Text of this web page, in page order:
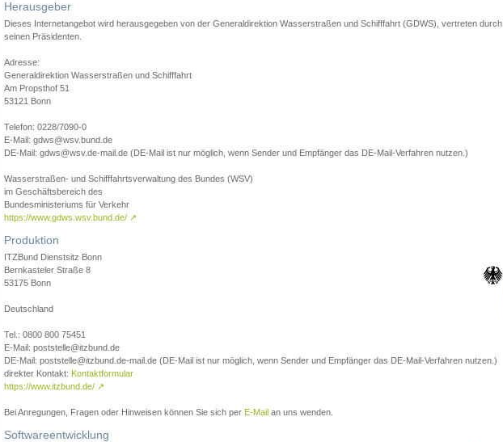
Herausgeber
Dieses Internetangebot wird herausgegeben von der Generaldirektion Wasserstraßen und Schifffahrt (GDWS), vertreten durch
seinen Präsidenten.
Adresse:
Generaldirektion Wasserstraßen und Schifffahrt
Am Propsthof 51
53121 Bonn
Telefon: 0228/7090-0
E-Mail: gdws@wsv.bund.de
DE-Mail: gdws@wsv.de-mail.de (DE-Mail ist nur möglich, wenn Sender und Empfänger das DE-Mail-Verfahren nutzen.)
Wasserstraßen- und Schifffahrtsverwaltung des Bundes (WSV)
im Geschäftsbereich des
Bundesministeriums für Verkehr
https://www.gdws.wsv.bund.de/ ↗
Produktion
ITZBund Dienstsitz Bonn
Bernkasteler Straße 8
53175 Bonn
Deutschland
Tel.: 0800 800 75451
E-Mail: poststelle@itzbund.de
DE-Mail: poststelle@itzbund.de-mail.de (DE-Mail ist nur möglich, wenn Sender und Empfänger das DE-Mail-Verfahren nutzen.)
direkter Kontakt: Kontaktformular
https://www.itzbund.de/ ↗
Bei Anregungen, Fragen oder Hinweisen können Sie sich per E-Mail an uns wenden.
Softwareentwicklung